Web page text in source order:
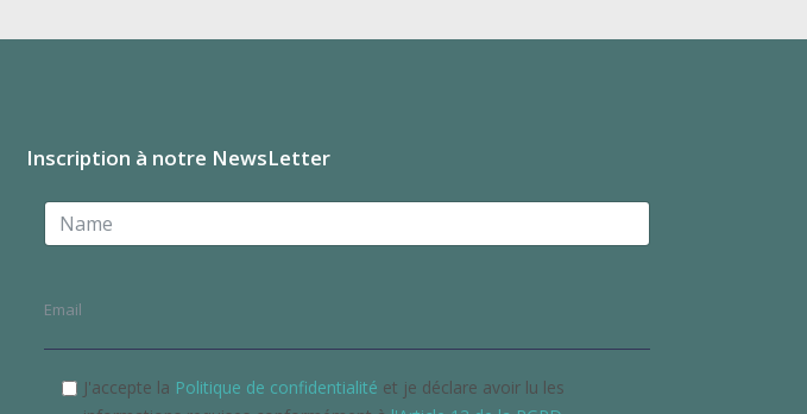
Inscription à notre NewsLetter
J'accepte la Politique de confidentialité et je déclare avoir lu les